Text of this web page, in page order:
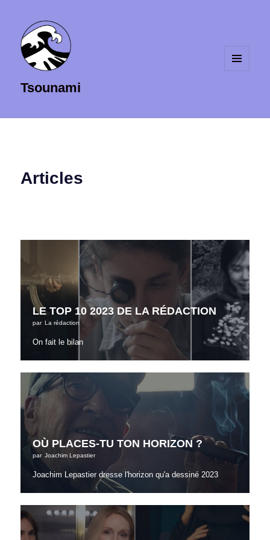
Tsounami
Articles
LE TOP 10 2023 DE LA RÉDACTION
par La rédaction
On fait le bilan
OÙ PLACES-TU TON HORIZON ?
par Joachim Lepastier
Joachim Lepastier dresse l'horizon qu'a dessiné 2023